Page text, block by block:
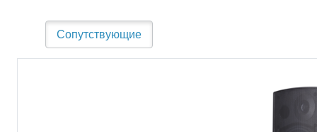
Сопутствующие